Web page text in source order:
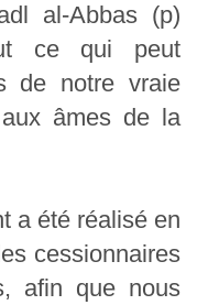
al-Abbas (p)
ce qui peut
de notre vraie
âmes de la
a été réalisé en
cessionnaires
afin que nous